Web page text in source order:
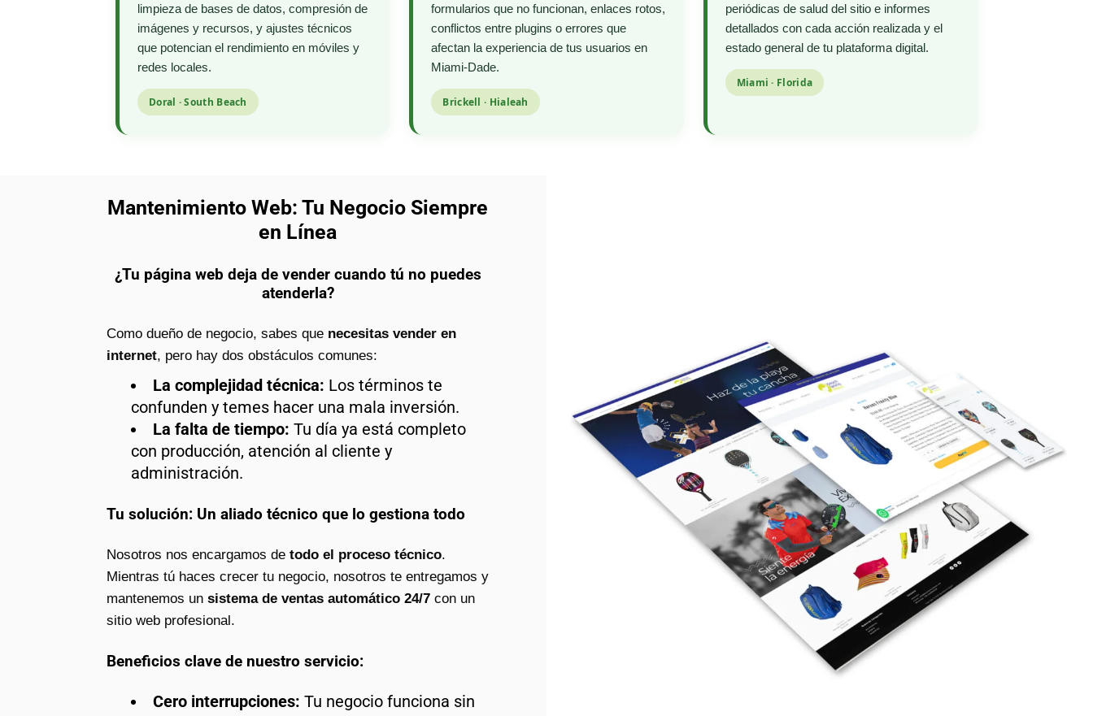
limpieza de bases de datos, compresión de
imágenes y recursos, y ajustes técnicos
que potencian el rendimiento en móviles y
redes locales.
Doral · South Beach
formularios que no funcionan, enlaces rotos,
conflictos entre plugins o errores que
afectan la experiencia de tus usuarios en
Miami-Dade.
Brickell · Hialeah
periódicas de salud del sitio e informes
detallados con cada acción realizada y el
estado general de tu plataforma digital.
Miami · Florida
Mantenimiento Web: Tu Negocio Siempre
en Línea
¿Tu página web deja de vender cuando tú no puedes
atenderla?
Como dueño de negocio, sabes que necesitas vender en
internet, pero hay dos obstáculos comunes:
La complejidad técnica: Los términos te
confunden y temes hacer una mala inversión.
La falta de tiempo: Tu día ya está completo
con producción, atención al cliente y
administración.
Tu solución: Un aliado técnico que lo gestiona todo
Nosotros nos encargamos de todo el proceso técnico.
Mientras tú haces crecer tu negocio, nosotros te entregamos y
mantenemos un sistema de ventas automático 24/7con un
sitio web profesional.
Beneficios clave de nuestro servicio:
Cero interrupciones: Tu negocio funciona sin